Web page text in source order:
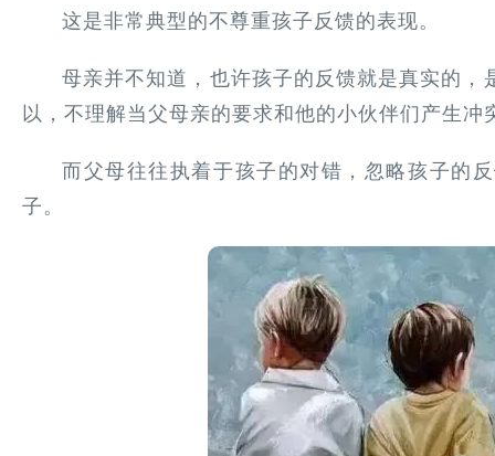
这是非常典型的不尊重孩子反馈的表现。
母亲并不知道，也许孩子的反馈就是真实的
以，不理解当父母亲的要求和他的小伙伴们产生
而父母往往执着于孩子的对错，忽略孩子的
子。